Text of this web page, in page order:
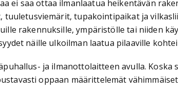
ei saa ottaa ilmanlaatua heikentävän
tupakointipaikat ja
rakennuksille, ympäristölle tai niiden
näille ulkoilman laatua pilaaville
ja ilmanottolaitteen avulla.
oppaan määrittelemät